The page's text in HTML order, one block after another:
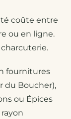
coûte entre
ou en ligne.
fournitures
du Boucher),
ou Épices